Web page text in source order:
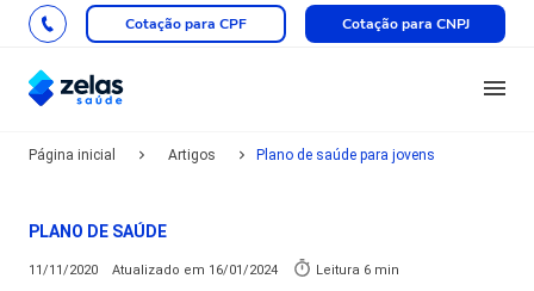
Cotação para CPF Cotação para CNPJ
Página inicial Artigos Plano de saúde para jovens
PLANO DE SAÚDE
11/11/2020 Atualizado em 16/01/2024 Leitura 6 min